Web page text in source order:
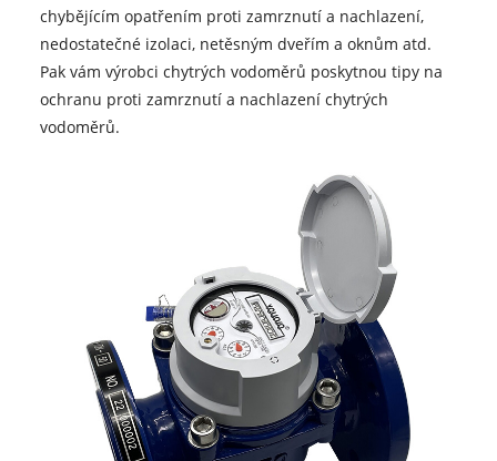
chybějícím opatřením proti zamrznutí a nachlazení,
nedostatečné izolaci, netěsným dveřím a oknům atd.
Pak vám výrobci chytrých vodoměrů poskytnou tipy na
ochranu proti zamrznutí a nachlazení chytrých
vodoměrů.